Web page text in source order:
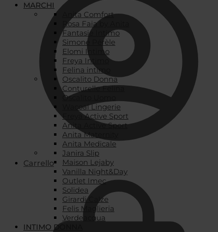
Carrello
MARCHI
Anita Comfort
Rosa Faia by Anita
Fantasie Intimo
Simone Pérèle
Elomi Intimo
Freya Intimo
Felina intimo
Oscalito Donna
Conturelle Felina
Oscalito Uomo
Wacoal Lingerie
Freya Active Sport
Anita Active Sport
Anita Maternity
Anita Medicale
Janira Slip
Maison Lejaby
Vanilla Night&Day
Outlet Imec
Solidea
Girardi Calze
Felis Maglieria
Verdeacqua
INTIMO DONNA